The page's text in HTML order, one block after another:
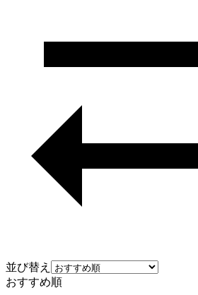
並び替え
おすすめ順